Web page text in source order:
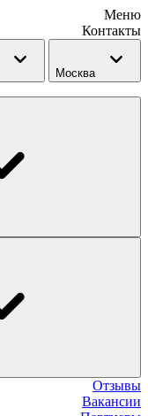
Меню
Контакты
Москва
Отзывы
Вакансии